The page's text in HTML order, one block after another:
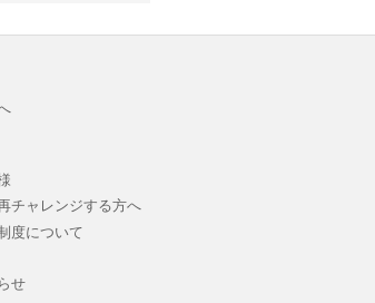
チャレンジする方へ
度について
せ